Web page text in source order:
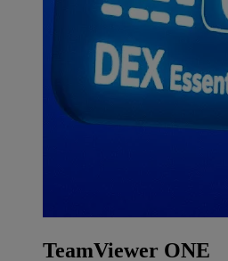
TeamViewer ONE